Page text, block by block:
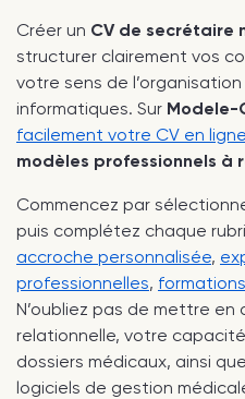
Créer un CV de secrétaire
structurer clairement vos
votre sens de
informatiques. Sur Modele-
facilement votre CV en ligne
modèles professionnels à
Commencez par
puis complétez chaque
accroche personnalisée,
professionnelles, formations
N’oubliez pas de mettre
relationnelle, votre
dossiers médicaux, ainsi
logiciels de gestion